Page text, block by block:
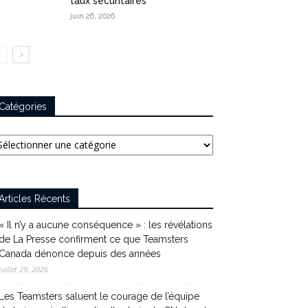
juin 26, 2026
Récents
Il n’y a aucune conséquence » : les révélations
La Presse confirment ce que Teamsters
dénonce depuis des années
29, 2026
Teamsters saluent le courage de l’équipe